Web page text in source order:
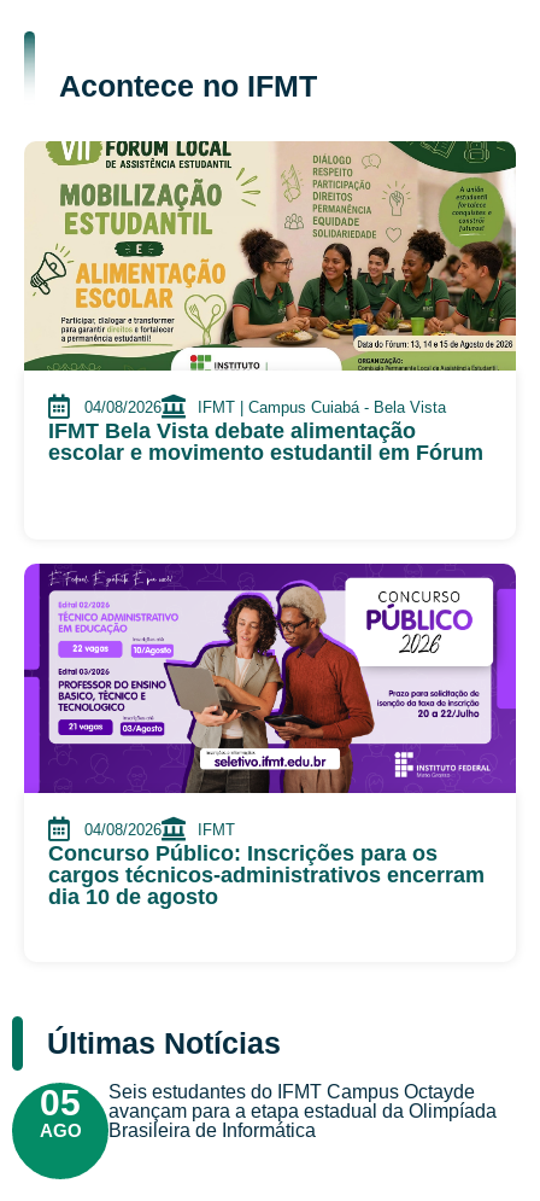
Acontece no IFMT
04/08/2026 IFMT | Campus Cuiabá - Bela Vista
IFMT Bela Vista debate alimentação
escolar e movimento estudantil em Fórum
04/08/2026 IFMT
Concurso Público: Inscrições para os
cargos técnicos-administrativos encerram
dia 10 de agosto
Últimas Notícias
05
AGO
Seis estudantes do IFMT Campus Octayde
avançam para a etapa estadual da Olimpíada
Brasileira de Informática